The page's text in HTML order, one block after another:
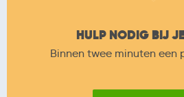
HULP NODIG BIJ
Binnen twee minuten een